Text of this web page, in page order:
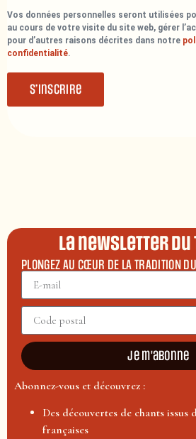
Vos données personnelles seront utilisées
au cours de votre visite du site web, gérer
pour d’autres raisons décrites dans notre
confidentialité.
S’inscrire
La newsletter
PLONGEZ AU CŒUR DE LA TRADITION
Je m'abonne
Abonnez-vous et découvrez :
Des découvertes de chants issus
françaises